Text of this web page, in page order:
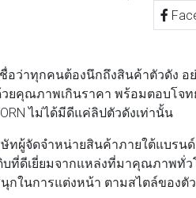
ว่าทุกคนต้องนึกถึงสินค้าตัวดัง อ
ยคุณภาพเกินราคา พร้อมตอบโจท
ไม่ได้มีดีแค่ลิปตัวดังเท่านั้น
ทผู้จัดจำหน่ายสินค้าภายใต้แบรนด์
ที่ดีเยี่ยมจากแหล่งที่มาคุณภาพทั่ว
ในการแต่งหน้า ตามสไตล์ของตั